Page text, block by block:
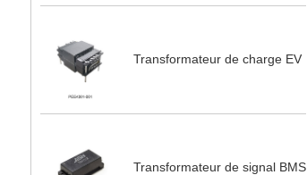
Transformateur de charge EV
Transformateur de signal BMS